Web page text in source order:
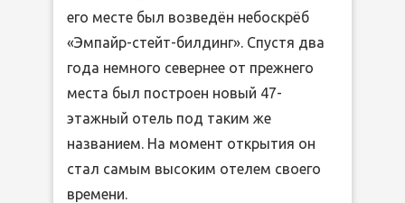
его месте был возведён небоскрёб
«Эмпайр-стейт-билдинг». Спустя два
года немного севернее от прежнего
места был построен новый 47-
этажный отель под таким же
названием. На момент открытия он
стал самым высоким отелем своего
времени.